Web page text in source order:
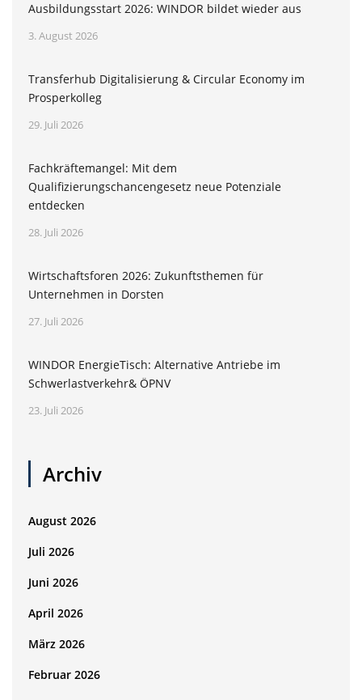
Ausbildungsstart 2026: WINDOR bildet wieder aus
3. August 2026
Transferhub Digitalisierung & Circular Economy im
Prosperkolleg
29. Juli 2026
Fachkräftemangel: Mit dem
Qualifizierungschancengesetz neue Potenziale
entdecken
28. Juli 2026
Wirtschaftsforen 2026: Zukunftsthemen für
Unternehmen in Dorsten
27. Juli 2026
WINDOR EnergieTisch: Alternative Antriebe im
Schwerlastverkehr& ÖPNV
23. Juli 2026
Archiv
August 2026
Juli 2026
Juni 2026
April 2026
März 2026
Februar 2026